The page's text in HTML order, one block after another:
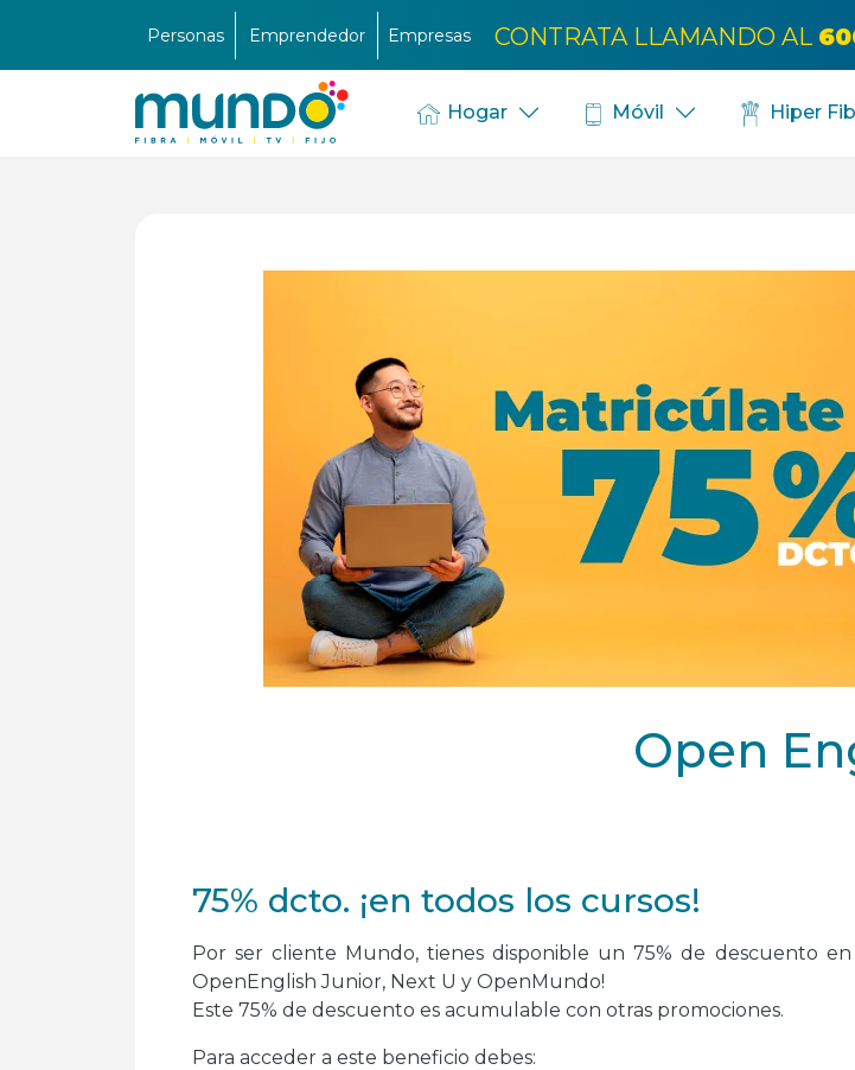
Personas Emprendedor Empresas CONTRATA LLAMANDO AL
Hogar Móvil Hiper
Open
75% dcto. ¡en todos los cursos!
Por ser cliente Mundo, tienes disponible un 75% de descuento
OpenEnglish Junior, Next U y OpenMundo!
Este 75% de descuento es acumulable con otras promociones.
Para acceder a este beneficio debes: